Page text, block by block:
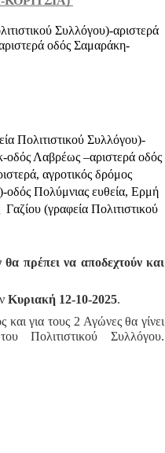
Συλλόγου)-αριστερά
οδός Σαμαράκη-
Πολιτιστικού Συλλόγου)-
οδός Λαβρέως –αριστερά οδός
αγροτικός δρόμος
οδός Πολύμνιας ευθεία, Ερμή
Γαζίου (γραφεία Πολιτιστικού
πρέπει να αποδεχτούν και
Κυριακή 12-10-2025.
για τους 2 Αγώνες θα γίνει
Πολιτιστικού Συλλόγου.